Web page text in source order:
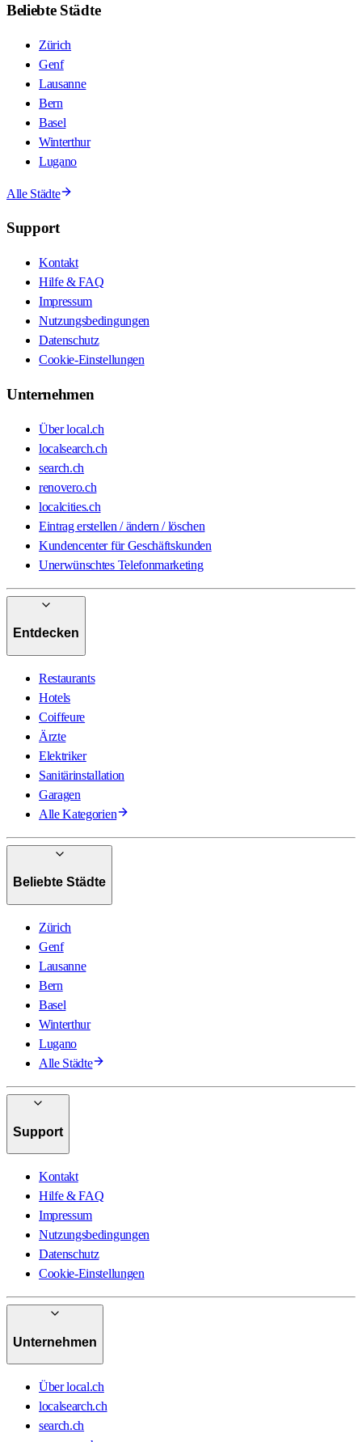
Beliebte Städte
Zürich
Genf
Lausanne
Bern
Basel
Winterthur
Lugano
Alle Städte
Support
Kontakt
Hilfe & FAQ
Impressum
Nutzungsbedingungen
Datenschutz
Cookie-Einstellungen
Unternehmen
Über local.ch
localsearch.ch
search.ch
renovero.ch
localcities.ch
Eintrag erstellen / ändern / löschen
Kundencenter für Geschäftskunden
Unerwünschtes Telefonmarketing
Entdecken
Restaurants
Hotels
Coiffeure
Ärzte
Elektriker
Sanitärinstallation
Garagen
Alle Kategorien
Beliebte Städte
Zürich
Genf
Lausanne
Bern
Basel
Winterthur
Lugano
Alle Städte
Support
Kontakt
Hilfe & FAQ
Impressum
Nutzungsbedingungen
Datenschutz
Cookie-Einstellungen
Unternehmen
Über local.ch
localsearch.ch
search.ch